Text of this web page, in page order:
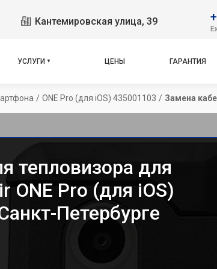
Кантемировская улица, 39
УСЛУГИ ЦЕНЫ ГАРАНТИЯ
/ ONE Pro (для iOS) 435001103 / Замена
тепловизора для
ONE Pro (для iOS)
Петербурге